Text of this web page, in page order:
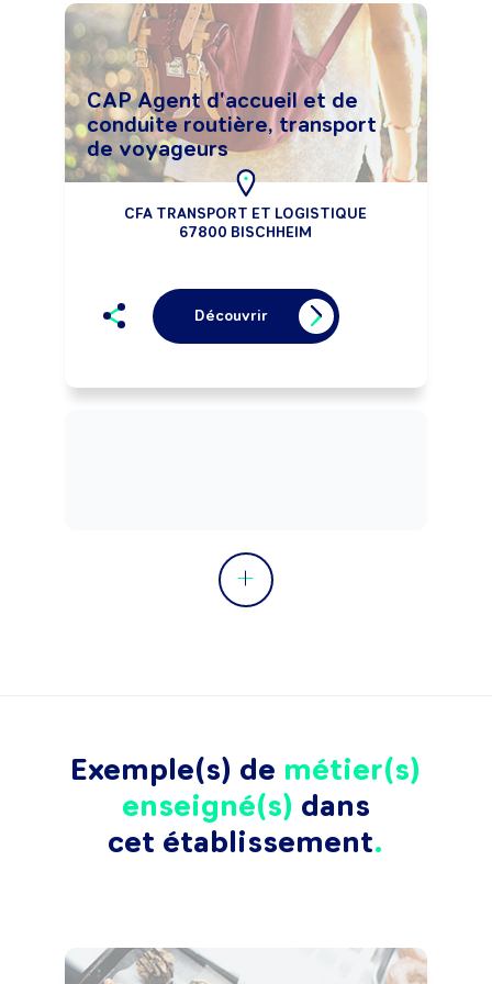
CAP Agent d'accueil et de
conduite routière, transport
de voyageurs
CFA TRANSPORT ET LOGISTIQUE
67800 BISCHHEIM
Découvrir
Exemple(s) de métier(s)
enseigné(s) dans
cet établissement